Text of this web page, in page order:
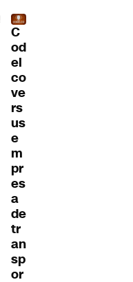
C
od
el
co
ve
rs
us
e
m
pr
es
a
de
tr
an
sp
or